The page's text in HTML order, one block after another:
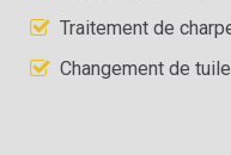
Traitement de
Changement de